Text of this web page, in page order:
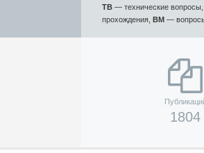
ТВ — технические вопросы,
прохождения, ВМ —
1804